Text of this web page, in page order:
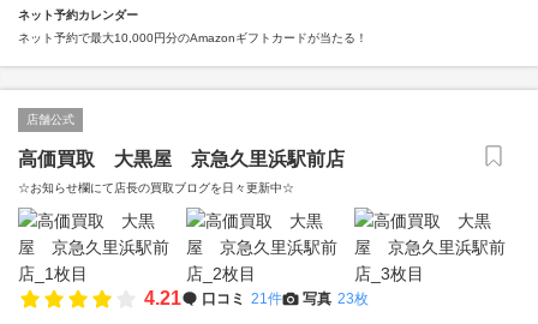
ネット予約カレンダー
ネット予約で最大10,000円分のAmazonギフトカードが当たる！
店舗公式
高価買取 大黒屋 京急久里浜駅前店
☆お知らせ欄にて店長の買取ブログを日々更新中☆
4.21 口コミ 21件 写真 23枚